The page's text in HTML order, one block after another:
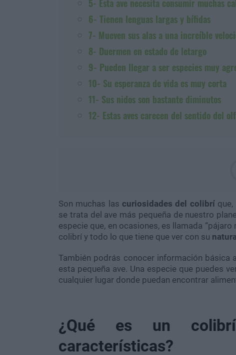
5- Esta ave necesita consumir muchas
6- Tienen lenguas largas y bífidas
7- Mueven sus alas a una increíble
8- Duermen en estado de letargo
9- Pueden llegar a ser especies muy
10- Su esperanza de vida es muy corta
11- Sus nidos son bastante diminutos
12- Estas aves carecen del sentido del
Son muchas las curiosidades del colibríque,
se trata del ave más pequeña de nuestro
especie que, en ocasiones, es llamada
colibrí y todo lo que tiene que ver con su
También podrás conocer información
esta pequeña ave. Una especie que puedes
cualquier lugar donde puedan encontrar
¿Qué es un
características?